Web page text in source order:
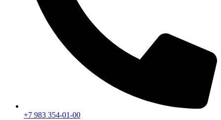
+7 983 354-01-00